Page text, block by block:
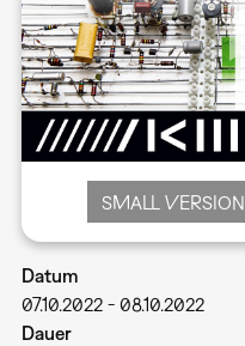
SMALL VERSION
Datum
07.10.2022- 08.10.2022
Dauer